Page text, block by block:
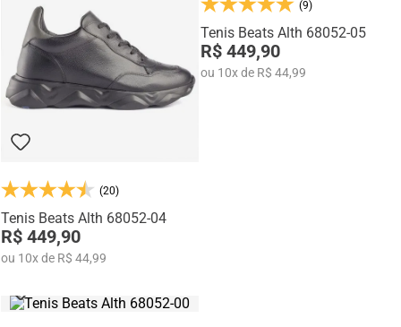
trabalho, passeios, viagens e momentos de lazer, oferecendo conforto
prolongado e ótimo ajuste aos pés.
Fabricados pelaRafarillo Calçados , empresa com mais de
tradição no polo calçadista de Franca, os tênis da linha Alth unem
inovação, qualidade e estilo em cada detalhe.
(20)
Tenis Beats Alth 68052-04
R$ 449,90
ou 10xde R$ 44,99
(9)
Tenis Beats Alth 68052-05
R$ 449,90
ou 10xde R$ 44,99